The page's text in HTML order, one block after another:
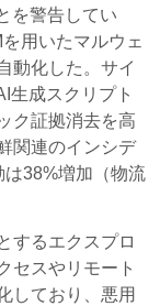
を警告してい
用いたマルウェ
動化した。サイ
生成スクリプト
ク証拠消去を高
関連のインシデ
38%増加（物流
するエクスプロ
セスやリモート
しており、悪用